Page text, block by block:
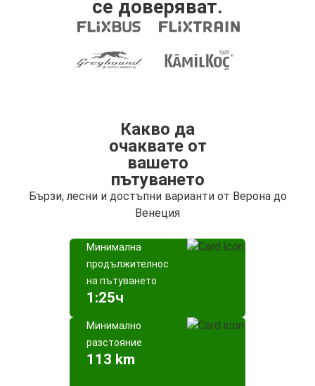
се доверяват.
Какво да
очаквате от
вашето
пътуването
Бързи, лесни и достъпни варианти от Верона до
Венеция
Минимална
продължителност
на пътуването
1:25ч
Минимално
разстояние
113 km